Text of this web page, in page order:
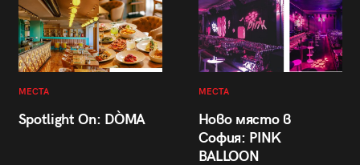
МЕСТА
Spotlight On: DÒMA
МЕСТА
Ново място в
София: PINK
BALLOON